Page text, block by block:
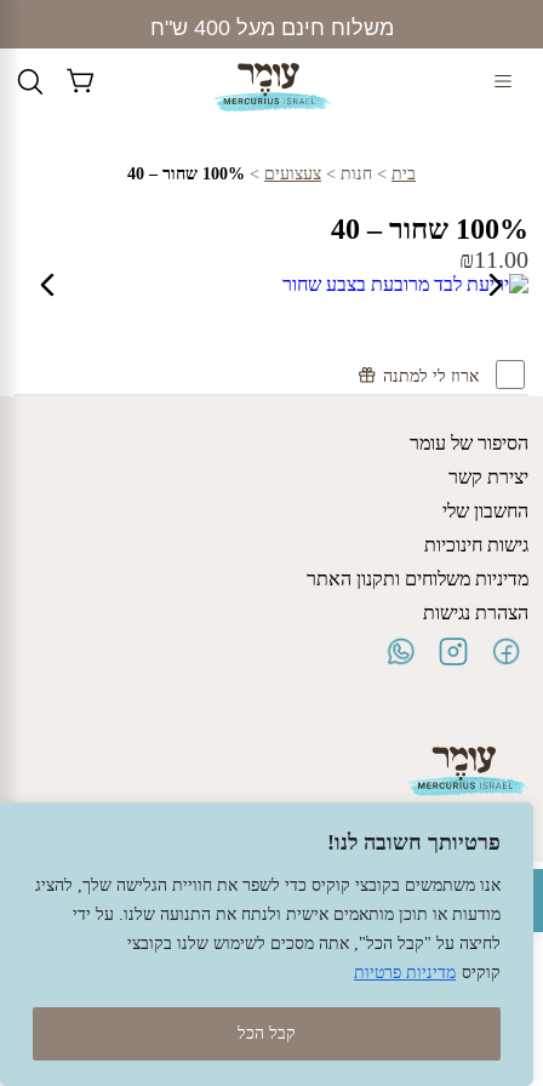
פתח סרגל נגישות
פרטיותך חשובה לנו!
אנו משתמשים בקובצי קוקיס כדי לשפר את חוויית הגלישה שלך, להציג
מודעות או תוכן מותאמים אישית ולנתח את התנועה שלנו. על ידי
לחיצה על "קבל הכל", אתה מסכים לשימוש שלנו בקובצי
קוקיס מדיניות פרטיות
קבל הכל
content
משלוח חינם מעל 400 ש"ח
בית > חנות > צעצועים > 100% שחור – 40
100% שחור – 40
₪11.00
ארוז לי למתנה
הסיפור של עומר
יצירת קשר
החשבון שלי
גישות חינוכיות
מדיניות משלוחים ותקנון האתר
הצהרת נגישות
עיצוב -גל פלג , בניה -שמרת דיגיטל - מומחה מחשוב ואינטרנט